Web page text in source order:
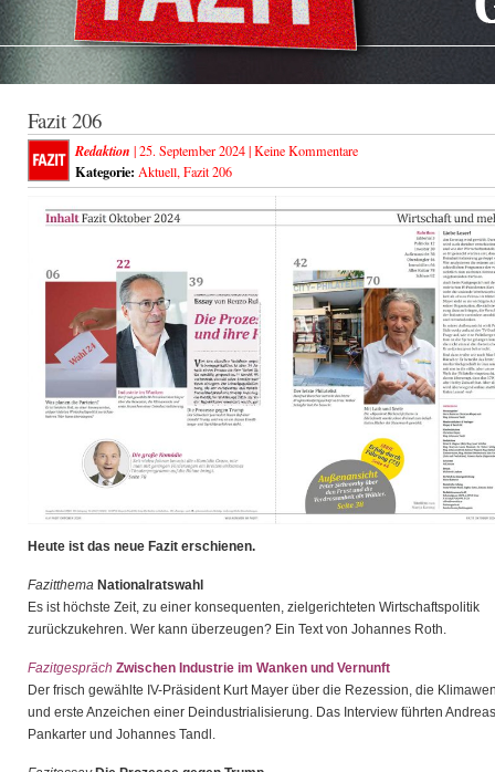
Fazit 206
Redaktion | 25. September 2024 |Keine Kommentare
Kategorie: Aktuell, Fazit 206
Heute ist das neue Fazit erschienen.
Fazitthema Nationalratswahl
Es ist höchste Zeit, zu einer konsequenten, zielgerichteten Wirtschaftspolitik
zurückzukehren. Wer kann überzeugen? Ein Text von Johannes Roth.
Fazitgespräch Zwischen Industrie im Wanken und Vernunft
Der frisch gewählte IV-Präsident Kurt Mayer über die Rezession, die
und erste Anzeichen einer Deindustrialisierung. Das Interview führten Andreas
Pankarter und Johannes Tandl.